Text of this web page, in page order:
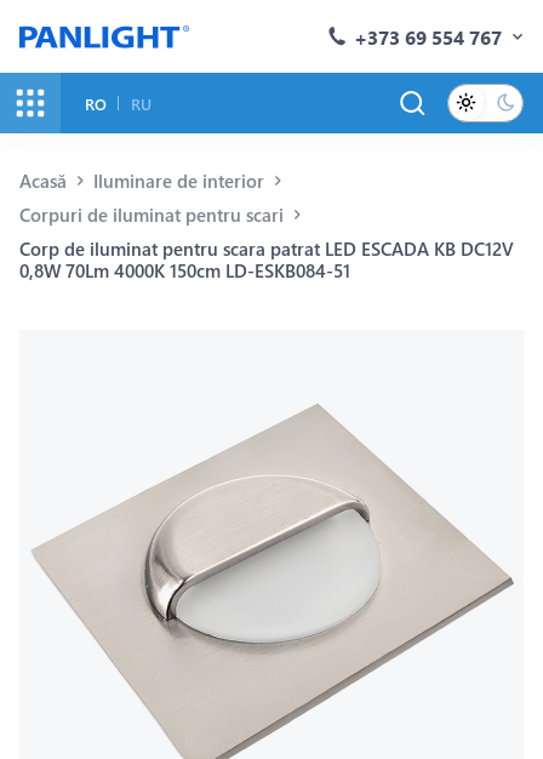
+373 69 554 767
RO RU
Acasă
Iluminare de interior
Corpuri de iluminat pentru scari
Corp de iluminat pentru scara patrat LED ESCADA KB DC12V
0,8W 70Lm 4000K 150cm LD-ESKB084-51